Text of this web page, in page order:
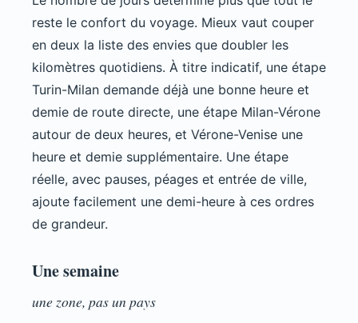
reste le confort du voyage. Mieux vaut couper
en deux la liste des envies que doubler les
kilomètres quotidiens. À titre indicatif, une étape
Turin-Milan demande déjà une bonne heure et
demie de route directe, une étape Milan-Vérone
autour de deux heures, et Vérone-Venise une
heure et demie supplémentaire. Une étape
réelle, avec pauses, péages et entrée de ville,
ajoute facilement une demi-heure à ces ordres
de grandeur.
Une semaine
une zone, pas un pays